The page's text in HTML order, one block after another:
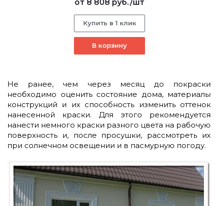
от 8 808 руб./шт
Купить в 1 клик
В корзину
Не ранее, чем через месяц до покраски
необходимо оценить состояние дома, материалы
конструкций и их способность изменить оттенок
нанесенной краски. Для этого рекомендуется
нанести немного краски разного цвета на рабочую
поверхность и, после просушки, рассмотреть их
при солнечном освещении и в пасмурную погоду.